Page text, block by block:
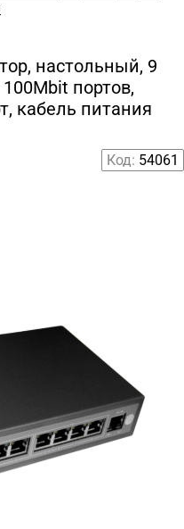
настольный, 9
портов,
кабель питания
Код: 54061